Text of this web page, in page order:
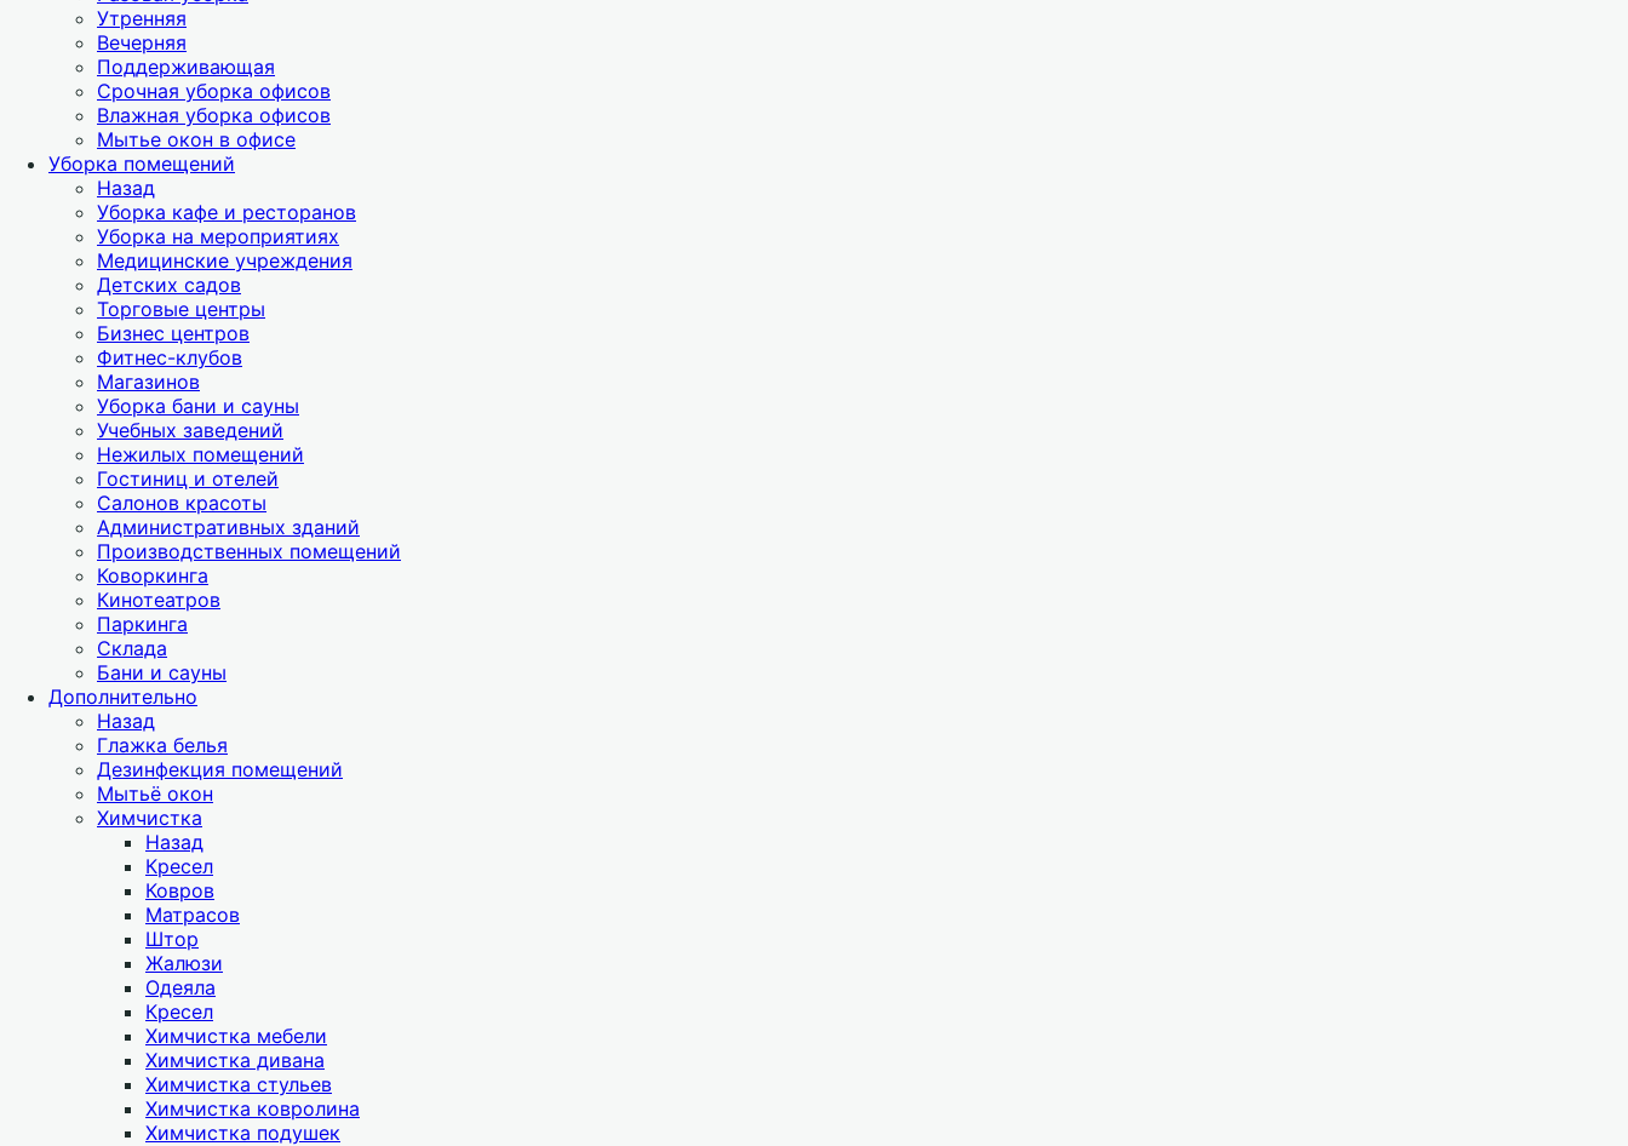
Утренняя
Вечерняя
Поддерживающая
Срочная уборка офисов
Влажная уборка офисов
Мытье окон в офисе
Уборка помещений
Назад
Уборка кафе и ресторанов
Уборка на мероприятиях
Медицинские учреждения
Детских садов
Торговые центры
Бизнес центров
Фитнес-клубов
Магазинов
Уборка бани и сауны
Учебных заведений
Нежилых помещений
Гостиниц и отелей
Салонов красоты
Административных зданий
Производственных помещений
Коворкинга
Кинотеатров
Паркинга
Склада
Бани и сауны
Дополнительно
Назад
Глажка белья
Дезинфекция помещений
Мытьё окон
Химчистка
Назад
Кресел
Ковров
Матрасов
Штор
Жалюзи
Одеяла
Кресел
Химчистка мебели
Химчистка дивана
Химчистка стульев
Химчистка ковролина
Химчистка подушек